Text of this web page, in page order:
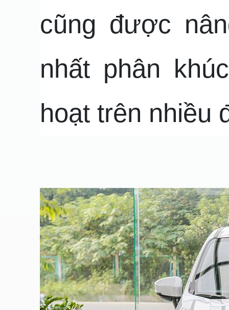
cũng được
nhất phân
hoạt trên nhiều